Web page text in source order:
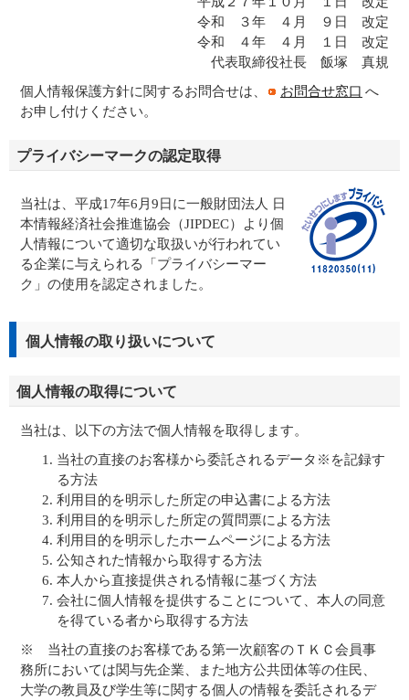
令和 ３年 ４月 ９日 改定
令和 ４年 ４月 １日 改定
代表取締役社長 飯塚 真規
個人情報保護方針に関するお問合せは、
お問合せ窓口 へ
お申し付けください。
プライバシーマークの認定取得
当社は、平成17年6月9日に一般財団法人 日
本情報経済社会推進協会（JIPDEC）より個
人情報について適切な取扱いが行われてい
る企業に与えられる「プライバシーマー
ク」の使用を認定されました。
個人情報の取り扱いについて
個人情報の取得について
当社は、以下の方法で個人情報を取得します。
当社の直接のお客様から委託されるデータ※を記録す
る方法
利用目的を明示した所定の申込書による方法
利用目的を明示した所定の質問票による方法
利用目的を明示したホームページによる方法
公知された情報から取得する方法
本人から直接提供される情報に基づく方法
会社に個人情報を提供することについて、本人の同意
を得ている者から取得する方法
※ 当社の直接のお客様である第一次顧客のＴＫＣ会員事
務所においては関与先企業、また地方公共団体等の住民、
大学の教員及び学生等に関する個人の情報を委託されるデ